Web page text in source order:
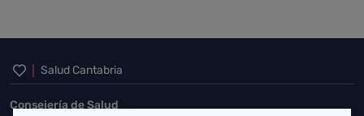
Inicio del pie de página
Salud Cantabria
Consejería de Salud